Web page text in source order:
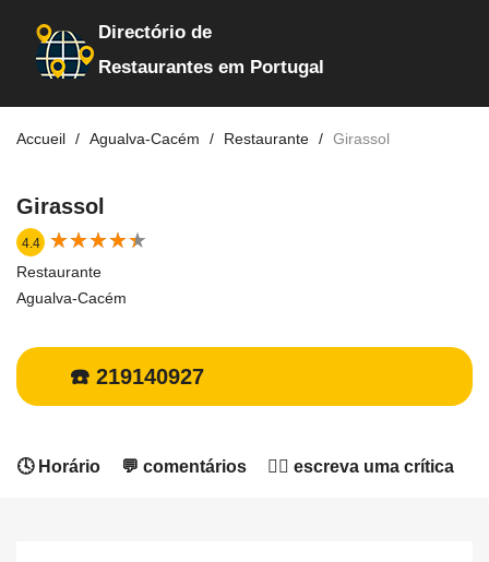
Directório de
Restaurantes em Portugal
Accueil Agualva-Cacém Restaurante Girassol
Girassol
4.4 ★★★★★
★★★★★
Restaurante
Agualva-Cacém
☎️ 219140927
🕓 Horário 💬 comentários ✍🏻 escreva uma crítica